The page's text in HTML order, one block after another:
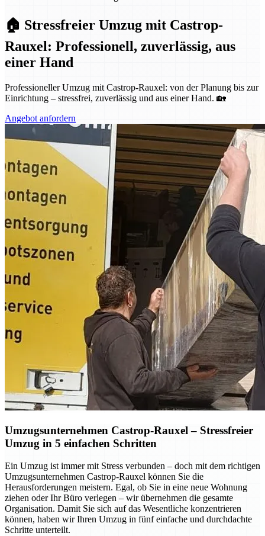
🏠 Stressfreier Umzug mit Castrop-
Rauxel: Professionell, zuverlässig, aus
einer Hand
Professioneller Umzug mit Castrop-Rauxel: von der Planung bis zur
Einrichtung – stressfrei, zuverlässig und aus einer Hand. 🏡
Angebot anfordern
Umzugsunternehmen Castrop-Rauxel – Stressfreier
Umzug in 5 einfachen Schritten
Ein Umzug ist immer mit Stress verbunden – doch mit dem richtigen
Umzugsunternehmen Castrop-Rauxel können Sie die
Herausforderungen meistern. Egal, ob Sie in eine neue Wohnung
ziehen oder Ihr Büro verlegen – wir übernehmen die gesamte
Organisation. Damit Sie sich auf das Wesentliche konzentrieren
können, haben wir Ihren Umzug in fünf einfache und durchdachte
Schritte unterteilt.